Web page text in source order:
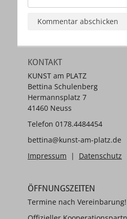
KONTAKT
KUNST am PLATZ
Bettina Schulenberg
Hermannsplatz 7
41460 Neuss
Telefon 0178.4484454
bettina@kunst-am-platz.de
Impressum | Datenschutz
ÖFFNUNGSZEITEN
Termine nach Vereinbarung!